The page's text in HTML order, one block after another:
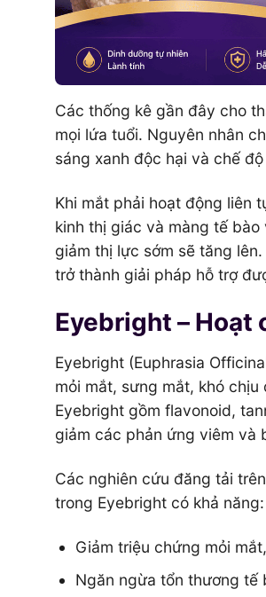
Các thống kê gần đây cho
mọi lứa tuổi. Nguyên nhân
sáng xanh độc hại và chế
Khi mắt phải hoạt động liên
kinh thị giác và màng tế
giảm thị lực sớm sẽ tăng
trở thành giải pháp hỗ trợ
Eyebright – Hoạt
Eyebright (Euphrasia
mỏi mắt, sưng mắt, khó
Eyebright gồm flavonoid,
giảm các phản ứng viêm và
Các nghiên cứu đăng tải
trong Eyebright có khả năng:
Giảm triệu chứng mỏi
Ngăn ngừa tổn thương tế